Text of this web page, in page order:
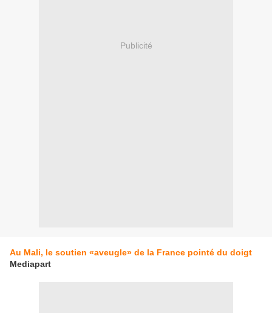
Publicité
Au Mali, le soutien «aveugle» de la France pointé du doigt
Mediapart